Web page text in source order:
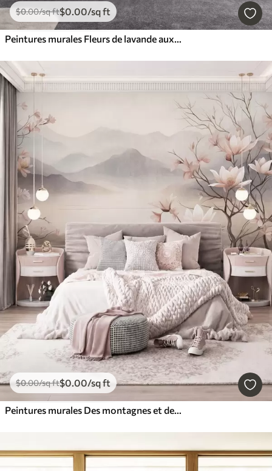
$0.00/sq ft$0.00/sq ft
Peintures murales Fleurs de lavande aux longues tiges et feuilles, œuvre d'art aux textures douces aux tons pastel
$0.00/sq ft$0.00/sq ft
Peintures murales Des montagnes et des branches de magnolia roses en fleurs, un paysage riche en textures